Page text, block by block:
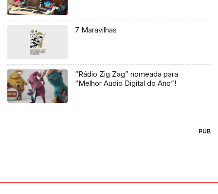
7 Maravilhas
“Rádio Zig Zag” nomeada para
“Melhor Audio Digital do Ano”!
PUB